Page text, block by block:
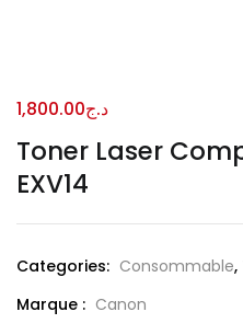
Toner Laser
EXV14
د.ج1,800.00
Categories: Consommable,
Marque : Canon